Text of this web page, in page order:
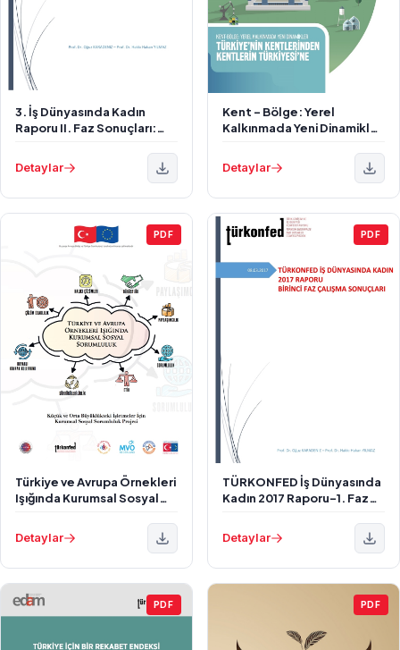
3. İş Dünyasında Kadın
Raporu II. Faz Sonuçları:
Güvenlik & Sosyal Yardımlar
Detaylar
Kent - Bölge: Yerel
Kalkınmada Yeni Dinamikler
Detaylar
PDF
Türkiye ve Avrupa Örnekleri
Işığında Kurumsal Sosyal
Detaylar
PDF
TÜRKONFED İş Dünyasında
Kadın 2017 Raporu-1. Faz
Detaylar
PDF PDF